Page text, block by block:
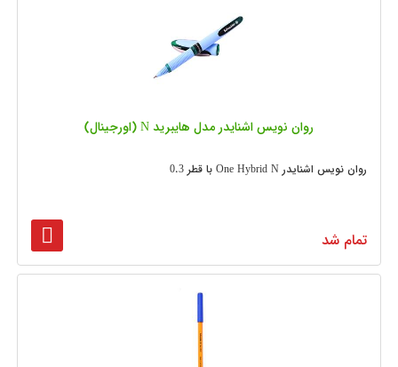
روان نویس اشنایدر مدل هایبرید N (اورجینال)
روان نویس اشنایدر One Hybrid N با قطر 0.3
تمام شد